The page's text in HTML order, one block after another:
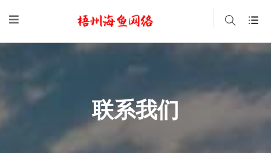
联系我们